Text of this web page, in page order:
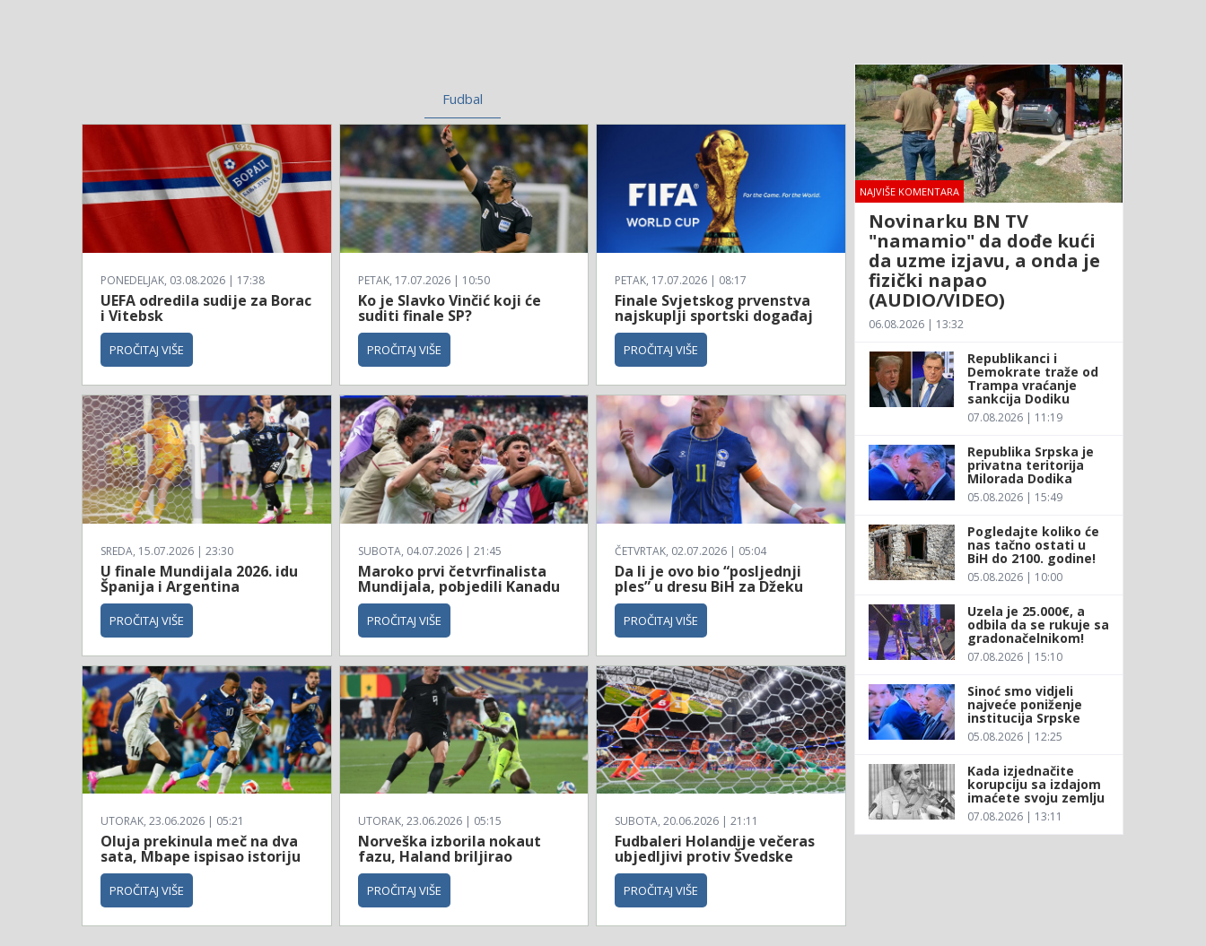
Fudbal
PONEDELJAK, 03.08.2026 | 17:38
UEFA odredila sudije za Borac
i Vitebsk
PROČITAJ VIŠE
PETAK, 17.07.2026 | 10:50
Ko je Slavko Vinčić koji će
suditi finale SP?
PROČITAJ VIŠE
PETAK, 17.07.2026 | 08:17
Finale Svjetskog prvenstva
najskuplji sportski događaj
PROČITAJ VIŠE
SREDA, 15.07.2026 | 23:30
U finale Mundijala 2026. idu
Španija i Argentina
PROČITAJ VIŠE
SUBOTA, 04.07.2026 | 21:45
Maroko prvi četvrfinalista
Mundijala, pobjedili Kanadu
PROČITAJ VIŠE
ČETVRTAK, 02.07.2026 | 05:04
Da li je ovo bio “posljednji
ples” u dresu BiH za Džeku
PROČITAJ VIŠE
UTORAK, 23.06.2026 | 05:21
Oluja prekinula meč na dva
sata, Mbape ispisao istoriju
PROČITAJ VIŠE
UTORAK, 23.06.2026 | 05:15
Norveška izborila nokaut
fazu, Haland briljirao
PROČITAJ VIŠE
SUBOTA, 20.06.2026 | 21:11
Fudbaleri Holandije večeras
ubjedljivi protiv Švedske
PROČITAJ VIŠE
NAJVIŠE KOMENTARA
Novinarku BN TV
"namamio" da dođe kući
da uzme izjavu, a onda je
fizički napao
(AUDIO/VIDEO)
06.08.2026 | 13:32
Republikanci i
Demokrate traže od
Trampa vraćanje
sankcija Dodiku
07.08.2026 | 11:19
Republika Srpska je
privatna teritorija
Milorada Dodika
05.08.2026 | 15:49
Pogledajte koliko će
nas tačno ostati u
BiH do 2100. godine!
05.08.2026 | 10:00
Uzela je 25.000€, a
odbila da se rukuje sa
gradonačelnikom!
07.08.2026 | 15:10
Sinoć smo vidjeli
najveće poniženje
institucija Srpske
05.08.2026 | 12:25
Kada izjednačite
korupciju sa izdajom
imaćete svoju zemlju
07.08.2026 | 13:11